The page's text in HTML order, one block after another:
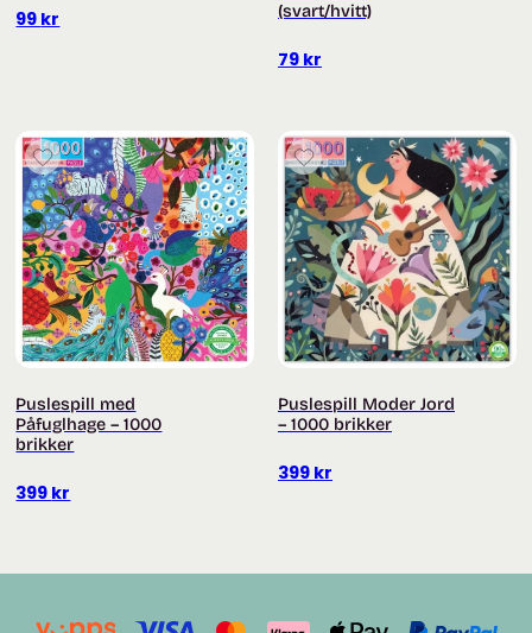
99 kr
(svart/hvitt)
79 kr
Puslespill med
Påfuglhage – 1000
brikker
399 kr
Puslespill Moder Jord
– 1000 brikker
399 kr